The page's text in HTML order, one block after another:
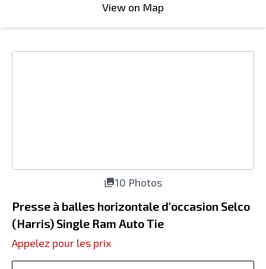
View on Map
10 Photos
Presse à balles horizontale d'occasion Selco
(Harris) Single Ram Auto Tie
Appelez pour les prix